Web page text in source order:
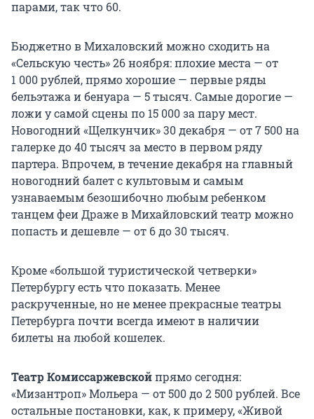
парами, так что 60.
Бюджетно в Михаловский можно сходить на
«Сельскую честь» 26 ноября: плохие места — от
1 000 рублей, прямо хорошие — первые ряды
бельэтажа и бенуара — 5 тысяч. Самые дорогие —
ложи у самой сцены по 15 000 за пару мест.
Новогодний «Щелкунчик» 30 декабря — от 7 500 на
галерке до 40 тысяч за место в первом ряду
партера. Впрочем, в течение декабря на главный
новогодний балет с культовым и самым
узнаваемым безошибочно любым ребенком
танцем феи Драже в Михайловский театр можно
попасть и дешевле — от 6 до 30 тысяч.
Кроме «большой туристической четверки»
Петербургу есть что показать. Менее
раскрученные, но не менее прекрасные театры
Петербурга почти всегда имеют в наличии
билеты на любой кошелек.
Театр Комиссаржевскойпрямо сегодня:
«Мизантроп» Мольера — от 500 до 2 500 рублей. Все
остальные постановки, как, к примеру, «Живой